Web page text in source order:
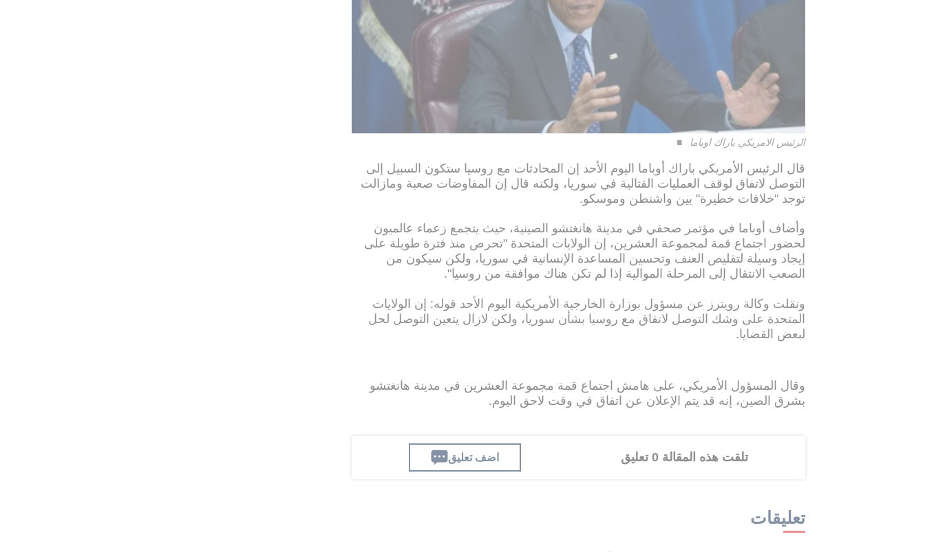
الرئيس الامريكي باراك اوباما
قال الرئيس الأمريكي باراك أوباما اليوم الأحد إن المحادثات مع روسيا ستكون السبيل إلى
التوصل لاتفاق لوقف العمليات القتالية في سوريا، ولكنه قال إن المفاوضات صعبة ومازالت
توجد "خلافات خطيرة" بين واشنطن وموسكو.
وأضاف أوباما في مؤتمر صحفي في مدينة هانغتشو الصينية، حيث يتجمع زعماء عالميون
لحضور اجتماع قمة لمجموعة العشرين، إن الولايات المتحدة "تحرص منذ فترة طويلة على
إيجاد وسيلة لتقليص العنف وتحسين المساعدة الإنسانية في سوريا، ولكن سيكون من
الصعب الانتقال إلى المرحلة الموالية إذا لم تكن هناك موافقة من روسيا".
ونقلت وكالة رويترز عن مسؤول بوزارة الخارجية الأمريكية اليوم الأحد قوله: إن الولايات
المتحدة على وشك التوصل لاتفاق مع روسيا بشأن سوريا، ولكن لازال يتعين التوصل لحل
لبعض القضايا.
وقال المسؤول الأمريكي، على هامش اجتماع قمة مجموعة العشرين في مدينة هانغتشو
بشرق الصين، إنه قد يتم الإعلان عن اتفاق في وقت لاحق اليوم.
تلقت هذه المقالة 0 تعليق اضف تعليق
تعليقات